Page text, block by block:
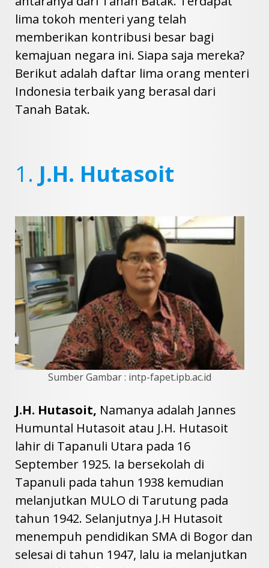
lima tokoh menteri yang telah
memberikan kontribusi besar bagi
kemajuan negara ini. Siapa saja mereka?
Berikut adalah daftar lima orang menteri
Indonesia terbaik yang berasal dari
Tanah Batak.
1. J.H. Hutasoit
Sumber Gambar : intp-fapet.ipb.ac.id
J.H. Hutasoit, Namanya adalah Jannes
Humuntal Hutasoit atau J.H. Hutasoit
lahir di Tapanuli Utara pada 16
September 1925. Ia bersekolah di
Tapanuli pada tahun 1938 kemudian
melanjutkan MULO di Tarutung pada
tahun 1942. Selanjutnya J.H Hutasoit
menempuh pendidikan SMA di Bogor dan
selesai di tahun 1947, lalu ia melanjutkan